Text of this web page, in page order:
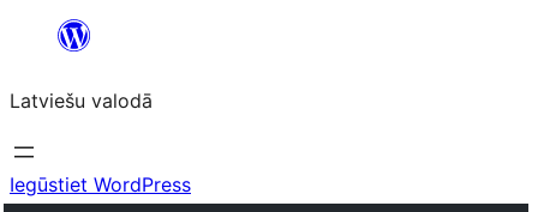
Pāriet
saturu
Latviešu valodā
Iegūstiet WordPress